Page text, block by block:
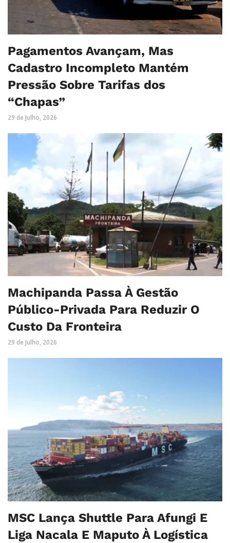
Pagamentos Avançam, Mas
Cadastro Incompleto Mantém
Pressão Sobre Tarifas dos
“Chapas”
29 de Julho, 2026
Machipanda Passa À Gestão
Público-Privada Para Reduzir O
Custo Da Fronteira
29 de Julho, 2026
MSC Lança Shuttle Para Afungi E
Liga Nacala E Maputo À Logística